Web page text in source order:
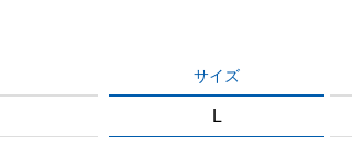
サイズ
L